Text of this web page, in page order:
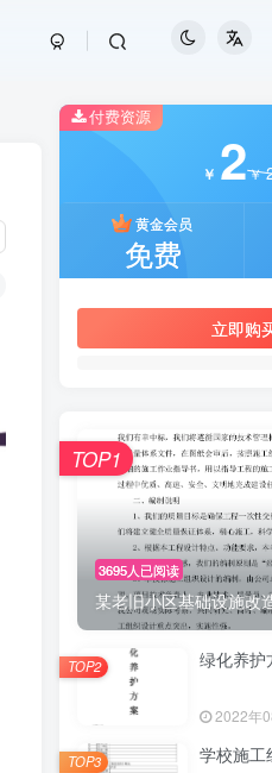
付费资源
￥ 2￥
黄金会员
免费
立即购
3695人已阅读
某老旧小区基础设施改
TOP1
绿化养护
2022年
TOP2
学校施工
TOP3